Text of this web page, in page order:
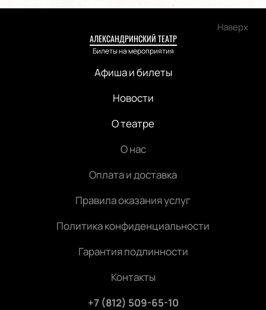
Наверх
АЛЕКСАНДРИНСКИЙ ТЕАТР
Билеты на мероприятия
Афиша и билеты
Новости
О театре
О нас
Оплата и доставка
Правила оказания услуг
Политика конфиденциальности
Гарантия подлинности
Контакты
+7 (812) 509-65-10